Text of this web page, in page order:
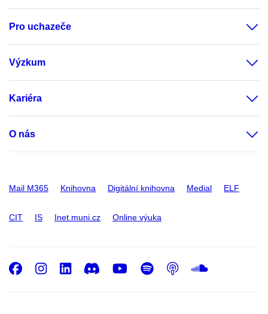
Pro uchazeče
Výzkum
Kariéra
O nás
Mail M365 Knihovna Digitální knihovna Medial ELF
CIT IS Inet.muni.cz Online výuka
Facebook
Instagram
LinkedIn
DiscordYoutube
Spotify
Podcast